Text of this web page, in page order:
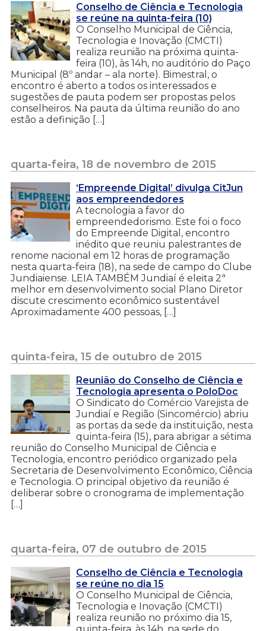
Conselho de Ciência e Tecnologia
se reúne na quinta-feira (10)
O Conselho Municipal de Ciência,
Tecnologia e Inovação (CMCTI)
realiza reunião na próxima quinta-
feira (10), às 14h, no auditório do Paço
Municipal (8º andar – ala norte). Bimestral, o
encontro é aberto a todos os interessados e
sugestões de pauta podem ser propostas pelos
conselheiros. Na pauta da última reunião do ano
estão a definição […]
quarta-feira, 18 de novembro de 2015
‘Empreende Digital’ divulga CitJun
aos empreendedores
A tecnologia a favor do
empreendedorismo. Este foi o foco
do Empreende Digital, encontro
inédito que reuniu palestrantes de
renome nacional em 12 horas de programação
nesta quarta-feira (18), na sede de campo do Clube
Jundiaiense. LEIA TAMBÉM Jundiaí é eleita 2ª
melhor em desenvolvimento social Plano Diretor
discute crescimento econômico sustentável
Aproximadamente 400 pessoas, […]
quinta-feira, 15 de outubro de 2015
Reunião do Conselho de Ciência e
Tecnologia apresenta o PoloDoc
O Sindicato do Comércio Varejista de
Jundiaí e Região (Sincomércio) abriu
as portas da sede da instituição, nesta
quinta-feira (15), para abrigar a sétima
reunião do Conselho Municipal de Ciência e
Tecnologia, encontro periódico organizado pela
Secretaria de Desenvolvimento Econômico, Ciência
e Tecnologia. O principal objetivo da reunião é
deliberar sobre o cronograma de implementação
[…]
quarta-feira, 07 de outubro de 2015
Conselho de Ciência e Tecnologia
se reúne no dia 15
O Conselho Municipal de Ciência,
Tecnologia e Inovação (CMCTI)
realiza reunião no próximo dia 15,
quinta-feira, às 14h, na sede do